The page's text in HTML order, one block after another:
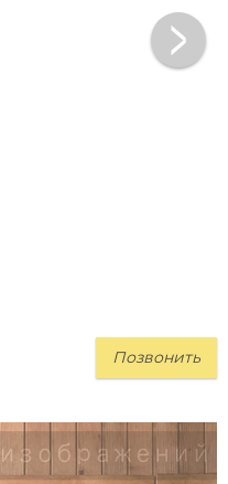
Позвонить